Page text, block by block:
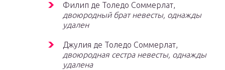
Филип де Толедо Соммерлат,
двоюродный брат невесты, однажды
удален
Джулия де Толедо Соммерлат,
двоюродная сестра невесты, однажды
удалена